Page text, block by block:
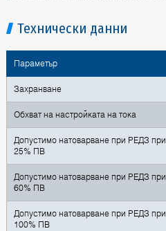
Технически данни
Параметър
Захранване
Обхват на настройката на тока
Допустимо натоварване при РЕДЗ при
25% ПВ
Допустимо натоварване при РЕДЗ при
60% ПВ
Допустимо натоварване при РЕДЗ при
100% ПВ